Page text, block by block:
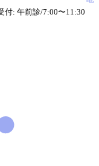
付: 午前診/7:00〜11:30